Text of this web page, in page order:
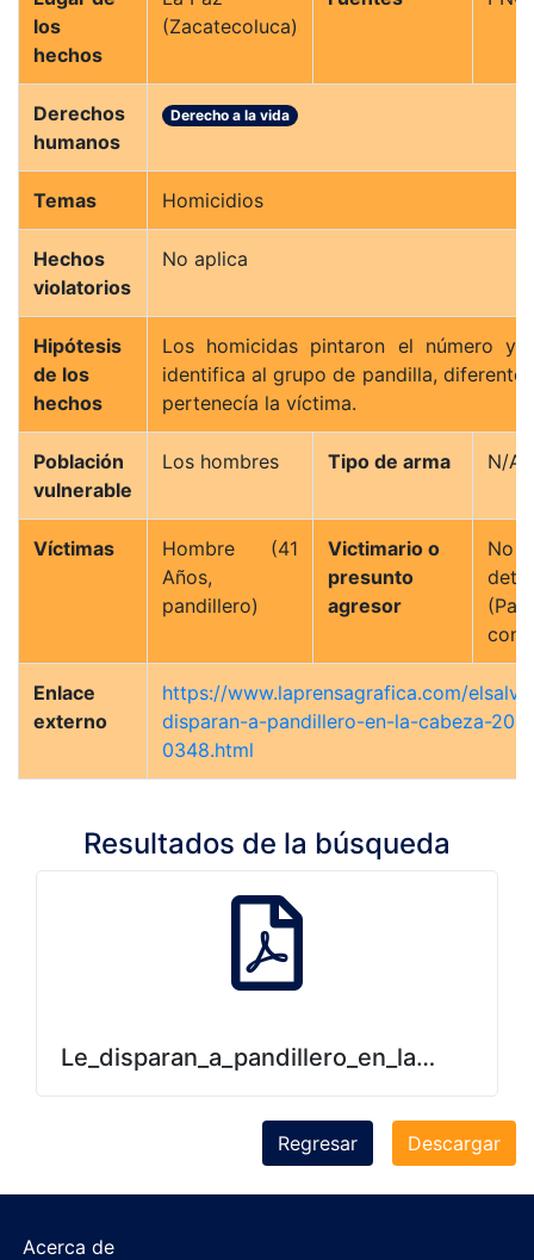
los
hechos
(Zacatecoluca)
Derechos
humanos
Derecho a la vida
Temas Homicidios
Hechos
violatorios
No aplica
Hipótesis
de los
hechos
Los homicidas pintaron el número y
identifica al grupo de pandilla, diferente
pertenecía la víctima.
Población
vulnerable
Los hombres Tipo de arma N/A
Víctimas
Hombre (41
Años,
pandillero)
Victimario o
presunto
agresor
No
Enlace
externo
https://www.laprensagrafica.com/
disparan-a-pandillero-en-la-cabeza-
0348.html
Resultados de la búsqueda
Descargar
Regresar
Acerca de